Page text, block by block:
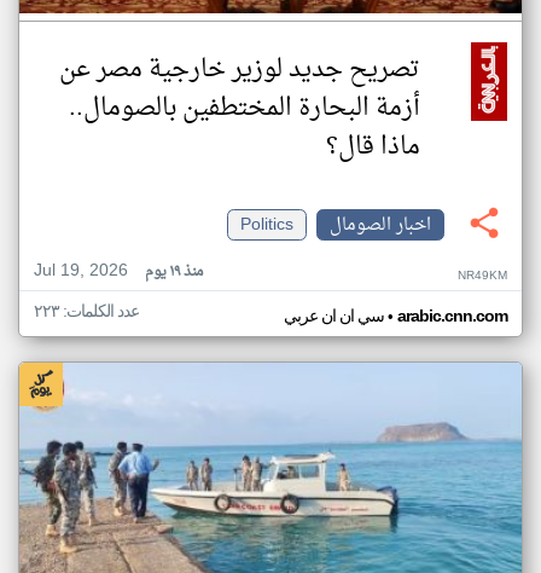
تصريح جديد لوزير خارجية مصر عن
أزمة البحارة المختطفين بالصومال..
ماذا قال؟
اخبار الصومال
Politics
Jul 19, 2026
منذ ١٩ يوم NR49KM
سي ان ان عربي• arabic.cnn.com عدد الكلمات: ٢٢٣